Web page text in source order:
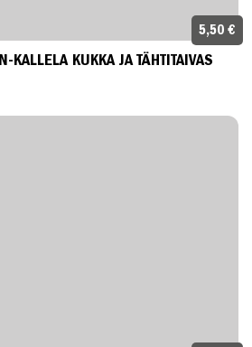
5,50 €
KALLELA KUKKA JA TÄHTITAIVAS